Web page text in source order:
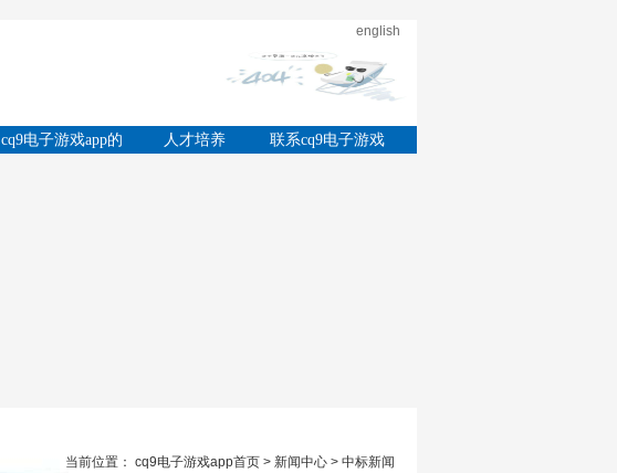
english
cq9电子游戏app的
人才培养
联系cq9电子游戏
当前位置： cq9电子游戏app首页 > 新闻中心 > 中标新闻